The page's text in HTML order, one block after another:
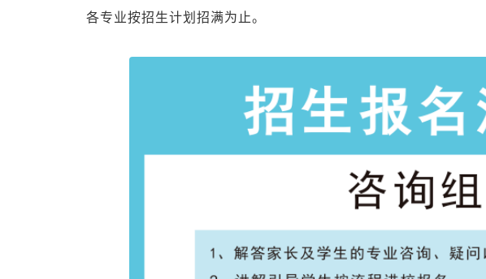
各专业按招生计划招满为止。